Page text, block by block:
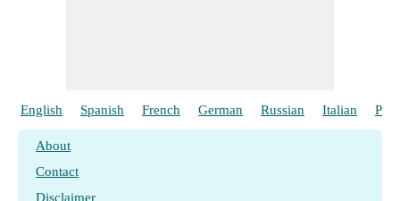
English Spanish French German Russian Italian
About
Contact
Disclaimer